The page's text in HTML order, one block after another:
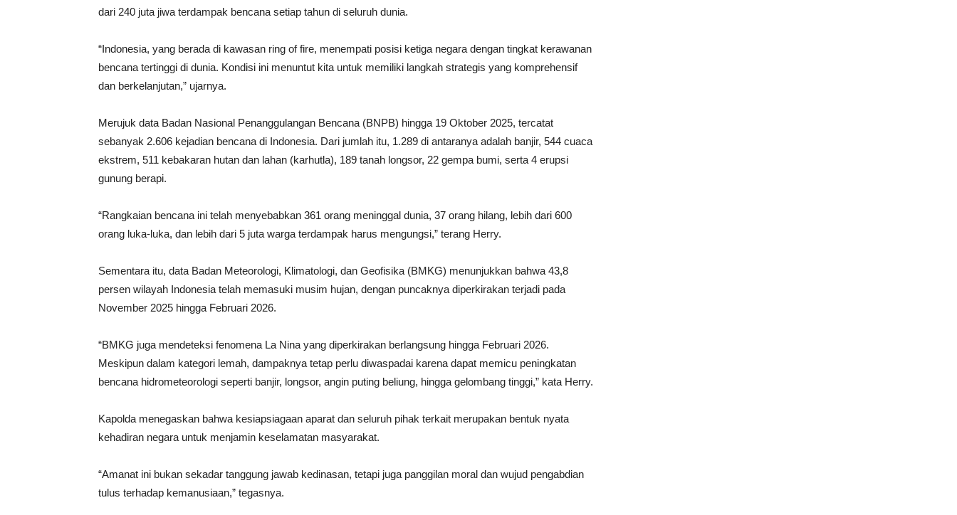
dari 240 juta jiwa terdampak bencana setiap tahun di seluruh dunia.
“Indonesia, yang berada di kawasan ring of fire, menempati posisi ketiga negara dengan tingkat kerawanan
bencana tertinggi di dunia. Kondisi ini menuntut kita untuk memiliki langkah strategis yang komprehensif
dan berkelanjutan,” ujarnya.
Merujuk data Badan Nasional Penanggulangan Bencana (BNPB) hingga 19 Oktober 2025, tercatat
sebanyak 2.606 kejadian bencana di Indonesia. Dari jumlah itu, 1.289 di antaranya adalah banjir, 544 cuaca
ekstrem, 511 kebakaran hutan dan lahan (karhutla), 189 tanah longsor, 22 gempa bumi, serta 4 erupsi
gunung berapi.
“Rangkaian bencana ini telah menyebabkan 361 orang meninggal dunia, 37 orang hilang, lebih dari 600
orang luka-luka, dan lebih dari 5 juta warga terdampak harus mengungsi,” terang Herry.
Sementara itu, data Badan Meteorologi, Klimatologi, dan Geofisika (BMKG) menunjukkan bahwa 43,8
persen wilayah Indonesia telah memasuki musim hujan, dengan puncaknya diperkirakan terjadi pada
November 2025 hingga Februari 2026.
“BMKG juga mendeteksi fenomena La Nina yang diperkirakan berlangsung hingga Februari 2026.
Meskipun dalam kategori lemah, dampaknya tetap perlu diwaspadai karena dapat memicu peningkatan
bencana hidrometeorologi seperti banjir, longsor, angin puting beliung, hingga gelombang tinggi,” kata Herry.
Kapolda menegaskan bahwa kesiapsiagaan aparat dan seluruh pihak terkait merupakan bentuk nyata
kehadiran negara untuk menjamin keselamatan masyarakat.
“Amanat ini bukan sekadar tanggung jawab kedinasan, tetapi juga panggilan moral dan wujud pengabdian
tulus terhadap kemanusiaan,” tegasnya.